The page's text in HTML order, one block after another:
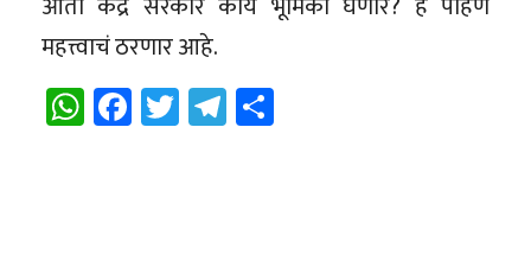
महत्त्वाचं ठरणार आहे.
WhatsApp
Facebook
TwitterTelegram